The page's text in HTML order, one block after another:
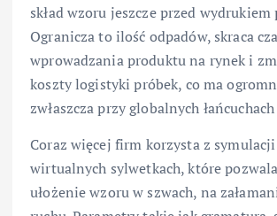
skład wzoru jeszcze przed
Ogranicza to ilość odpadów, skraca
wprowadzania produktu na rynek i
koszty logistyki próbek, co ma
zwłaszcza przy globalnych
Coraz więcej firm korzysta z
wirtualnych sylwetkach, które
ułożenie wzoru w szwach, na